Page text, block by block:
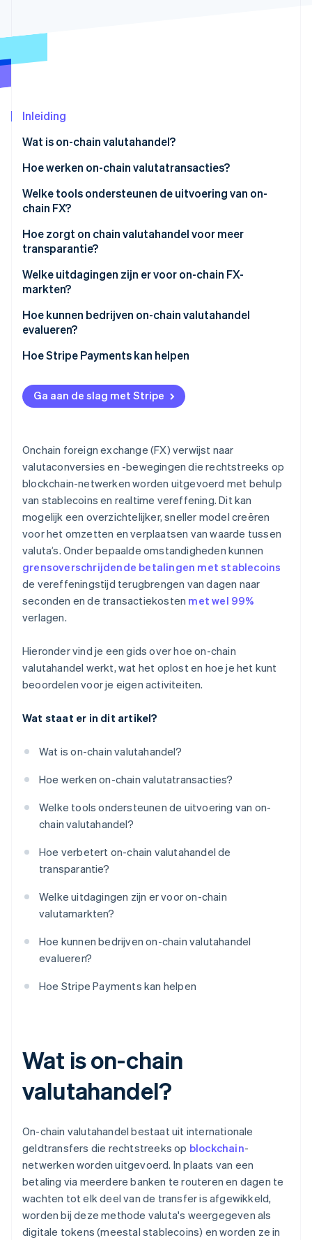
Climate
Stripe Sessions 2026
Ontdek hoe Stripe de economische
Nu bekijken
Inleiding
Wat is on-chain valutahandel?
Hoe werken on-chain valutatransacties?
Welke tools ondersteunen de uitvoering van on-
chain FX?
Hoe zorgt on chain valutahandel voor meer
transparantie?
Welke uitdagingen zijn er voor on-chain FX-
markten?
Hoe kunnen bedrijven on-chain valutahandel
evalueren?
Hoe Stripe Payments kan helpen
Ga aan de slag met Stripe
Onchain foreign exchange (FX) verwijst naar
valutaconversies en -bewegingen die rechtstreeks op
blockchain-netwerken worden uitgevoerd met behulp
van stablecoins en realtime vereffening. Dit kan
mogelijk een overzichtelijker, sneller model creëren
voor het omzetten en verplaatsen van waarde tussen
valuta’s. Onder bepaalde omstandigheden kunnen
grensoverschrijdende betalingen met stablecoins
de vereffeningstijd terugbrengen van dagen naar
seconden en de transactiekosten met wel 99%
verlagen.
Hieronder vind je een gids over hoe on-chain
valutahandel werkt, wat het oplost en hoe je het kunt
beoordelen voor je eigen activiteiten.
Wat staat er in dit artikel?
Wat is on-chain valutahandel?
Hoe werken on-chain valutatransacties?
Welke tools ondersteunen de uitvoering van on-
chain valutahandel?
Hoe verbetert on-chain valutahandel de
transparantie?
Welke uitdagingen zijn er voor on-chain
valutamarkten?
Hoe kunnen bedrijven on-chain valutahandel
evalueren?
Hoe Stripe Payments kan helpen
Wat is on-chain
valutahandel?
On-chain valutahandel bestaat uit internationale
geldtransfers die rechtstreeks op blockchain-
netwerken worden uitgevoerd. In plaats van een
betaling via meerdere banken te routeren en dagen te
wachten tot elk deel van de transfer is afgewikkeld,
worden bij deze methode valuta's weergegeven als
digitale tokens (meestal stablecoins) en worden ze in